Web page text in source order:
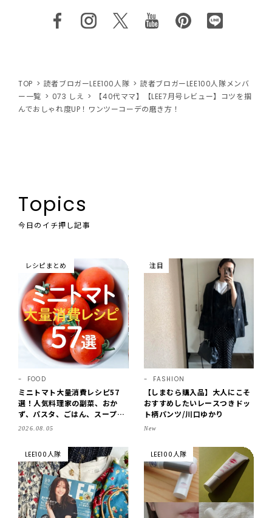
TOP 読者ブロガーLEE100人隊
読者ブロガーLEE100人隊メンバ
ー一覧
073 しえ
【40代ママ】【LEE7月号レビュー】コツを掴
んでおしゃれ度UP！ワンツーコーデの磨き方！
Topics
今日のイチ押し記事
レシピまとめ
FOOD
ミニトマト大量消費レシピ57
選！人気料理家の副菜、おか
ず、パスタ、ごはん、スープま
で【保存版】
2026.08.05
注目
FASHION
【しまむら購入品】大人にこそ
おすすめしたいレースつきドッ
ト柄パンツ/川口ゆかり
New
LEE100人隊 LEE100人隊